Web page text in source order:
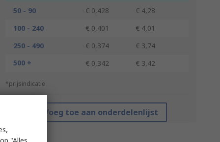
50 - 90
€ 0,428
€ 4,28
100 - 240
€ 0,401
€ 4,01
250 - 490
€ 0,374
€ 3,74
500 +
€ 0,342 € 3,42
*prijsindicatie
Voeg toe aan onderdelenlijst
"Alles